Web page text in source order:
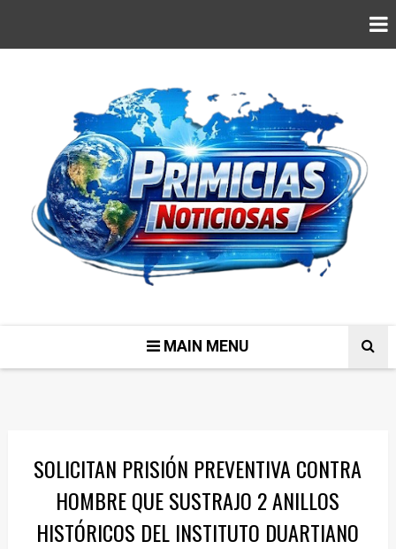
MAIN MENU
SOLICITAN PRISIÓN PREVENTIVA CONTRA
HOMBRE QUE SUSTRAJO 2 ANILLOS
HISTÓRICOS DEL INSTITUTO DUARTIANO